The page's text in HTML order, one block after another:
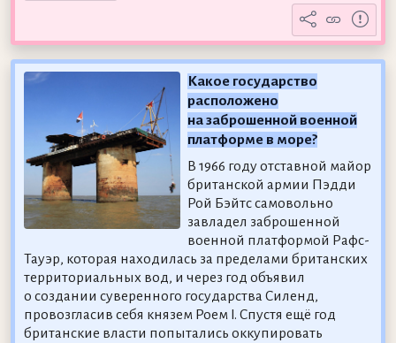
Какое государство
расположено
на заброшенной военной
платформе в море?
В 1966 году отставной майор
британской армии Пэдди
Рой Бэйтс самовольно
завладел заброшенной
военной платформой Рафс-
Тауэр, которая находилась за пределами британских
территориальных вод, и через год объявил
о создании суверенного государства Силенд,
провозгласив себя князем Роем I. Спустя ещё год
британские власти попытались оккупировать